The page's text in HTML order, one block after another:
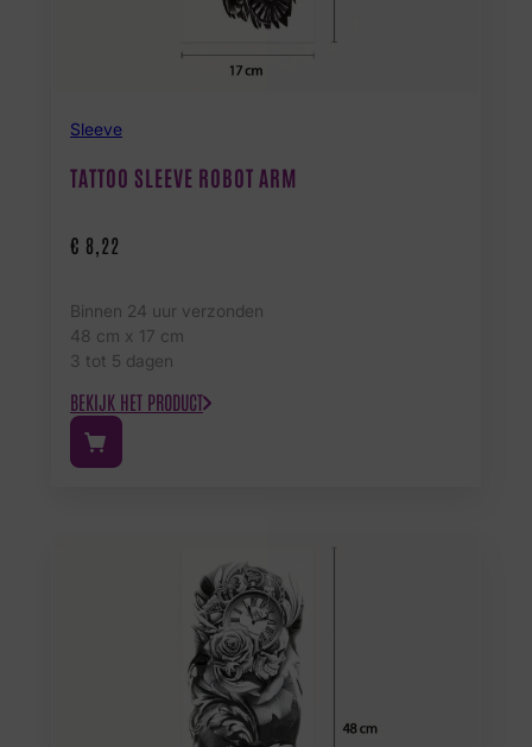
Sleeve
TATTOO SLEEVE ROBOT ARM
€ 8,22
Binnen 24 uur verzonden
48 cm x 17 cm
3 tot 5 dagen
BEKIJK HET PRODUCT